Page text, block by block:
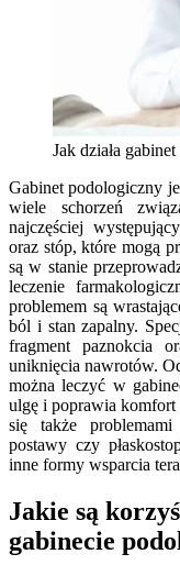
Jak działa
Gabinet podologiczny
wiele schorzeń
najczęściej
oraz stóp, które mogą
są w stanie
leczenie
problemem są
ból i stan zapalny.
fragment paznokcia
uniknięcia nawrotów.
można leczyć w
ulgę i poprawia
się także
postawy czy
inne formy wsparcia
Jakie są
gabinecie